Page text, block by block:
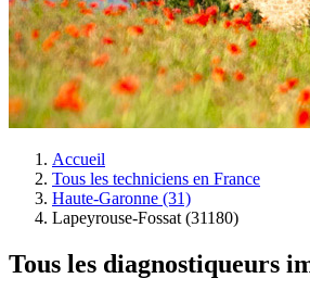
Accueil
Tous les techniciens en France
Haute-Garonne (31)
Lapeyrouse-Fossat (31180)
Tous les diagnostiqueurs